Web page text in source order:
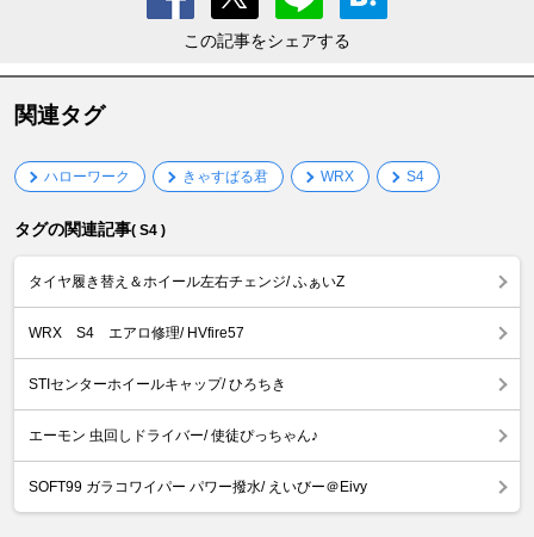
この記事をシェアする
関連タグ
ハローワーク きゃすばる君 WRX S4
タグの関連記事( S4 )
タイヤ履き替え＆ホイール左右チェンジ/ ふぁいZ
WRX S4 エアロ修理/ HVfire57
STIセンターホイールキャップ/ ひろちき
エーモン 虫回しドライバー/ 使徒ぴっちゃん♪
SOFT99 ガラコワイパー パワー撥水/ えいびー＠Eivy